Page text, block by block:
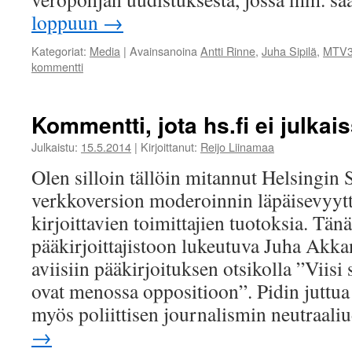
loppuun →
Kategoriat: Media | Avainsanoina Antti Rinne, Juha Sipilä,
kommentti
Kommentti, jota hs.fi ei
Julkaistu: 15.5.2014 | Kirjoittanut: Reijo Liinamaa
Olen silloin tällöin mitannut Helsingin
verkkoversion moderoinnin
kirjoittavien toimittajien tuotoksia.
pääkirjoittajistoon lukeutuva Juha
aviisiin pääkirjoituksen otsikolla ”Viisi
ovat menossa oppositioon”. Pidin
myös poliittisen journalismin
→